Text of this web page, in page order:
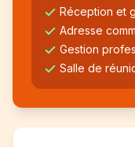
Réception et
Adresse
Gestion
Salle de